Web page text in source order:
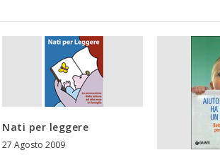
Nati per leggere
27 Agosto 2009